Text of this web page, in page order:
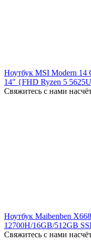
Ноутбук MSI Modern 14
14" {FHD Ryzen 5
Свяжитесь с нами
Ноутбук Maibenben
12700H/16GB/512GB
Свяжитесь с нами